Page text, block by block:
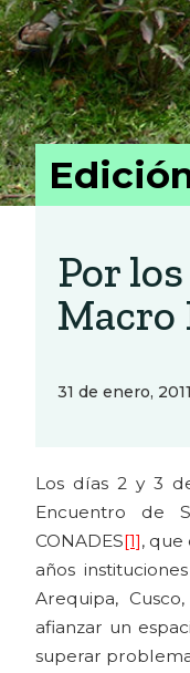
Por
Macro
31 de enero, 2011
Los días 2 y 3
Encuentro de
CONADES[1], que
años
Arequipa,
afianzar un
superar